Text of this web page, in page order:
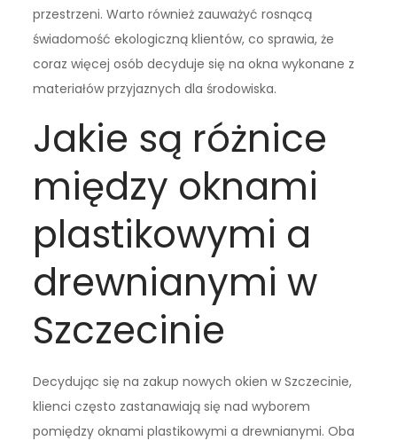
przestrzeni. Warto również zauważyć rosnącą
świadomość ekologiczną klientów, co sprawia, że
coraz więcej osób decyduje się na okna wykonane z
materiałów przyjaznych dla środowiska.
Jakie są różnice
między oknami
plastikowymi a
drewnianymi w
Szczecinie
Decydując się na zakup nowych okien w Szczecinie,
klienci często zastanawiają się nad wyborem
pomiędzy oknami plastikowymi a drewnianymi. Oba